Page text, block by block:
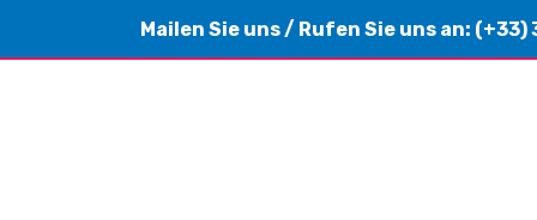
Mailen Sie uns/ Rufen Sie uns an: (+33)